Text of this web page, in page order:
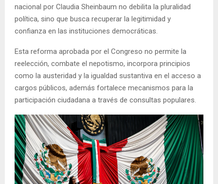
nacional por Claudia Sheinbaum no debilita la pluralidad
política, sino que busca recuperar la legitimidad y
confianza en las instituciones democráticas.
Esta reforma aprobada por el Congreso no permite la
reelección, combate el nepotismo, incorpora principios
como la austeridad y la igualdad sustantiva en el acceso a
cargos públicos, además fortalece mecanismos para la
participación ciudadana a través de consultas populares.